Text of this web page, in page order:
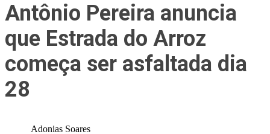
Antônio Pereira anuncia
que Estrada do Arroz
começa ser asfaltada dia
28
Adonias Soares